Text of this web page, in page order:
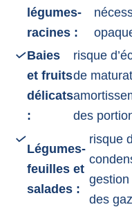
légumes-
racines :
Baies
et fruits
délicats
:
risque
de
des
Légumes-
feuilles et
salades :
risque
gestion
des